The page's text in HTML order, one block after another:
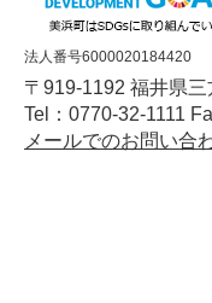
法人番号6000020184420
〒919-1192 福井県
Tel：0770-32-1111
メールでのお問い合